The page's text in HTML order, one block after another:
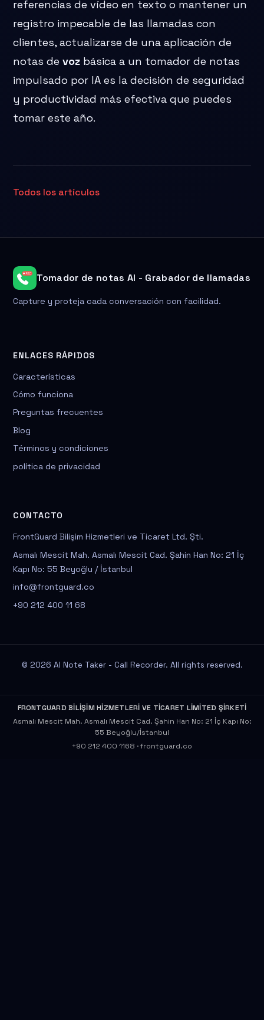
referencias de vídeo en texto o mantener un
registro impecable de las llamadas con
clientes, actualizarse de una aplicación de
notas devoz básica a un tomador de notas
impulsado por IA es la decisión de seguridad
y productividad más efectiva que puedes
tomar este año.
Todos los artículos
Tomador de notas AI - Grabador de llamadas
Capture y proteja cada conversación con facilidad.
ENLACES RÁPIDOS
Características
Cómo funciona
Preguntas frecuentes
Blog
Términos y condiciones
política de privacidad
CONTACTO
FrontGuard Bilişim Hizmetleri ve Ticaret Ltd. Şti.
Asmalı Mescit Mah. Asmalı Mescit Cad. Şahin Han No: 21 İç
Kapı No: 55 Beyoğlu / İstanbul
info@frontguard.co
+90 212 400 11 68
© 2026 AI Note Taker - Call Recorder. All rights reserved.
FRONTGUARD BİLİŞİM HİZMETLERİ VE TİCARET LİMİTED ŞİRKETİ
Asmalı Mescit Mah. Asmalı Mescit Cad. Şahin Han No: 21 İç Kapı No:
55 Beyoğlu/İstanbul
+90 212 400 1168 ·frontguard.co